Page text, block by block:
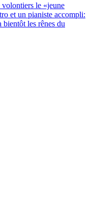
volontiers le «jeune
et un pianiste accompli:
les rênes du